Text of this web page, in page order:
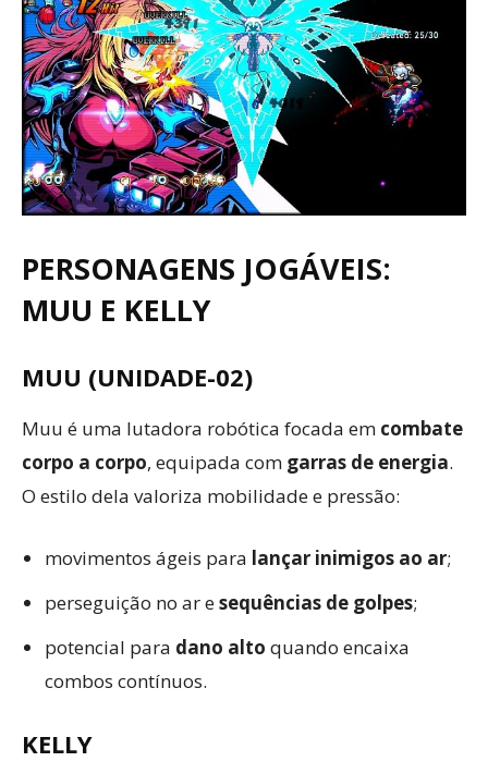
PERSONAGENS JOGÁVEIS:
MUU E KELLY
MUU (UNIDADE-02)
Muu é uma lutadora robótica focada em combate
corpo a corpo, equipada com garras de energia.
O estilo dela valoriza mobilidade e pressão:
movimentos ágeis para lançar inimigos ao ar;
perseguição no ar esequências de golpes;
potencial para dano alto quando encaixa
combos contínuos.
KELLY